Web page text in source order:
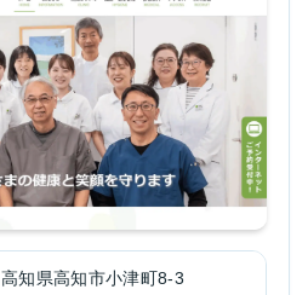
高知県高知市小津町8-3